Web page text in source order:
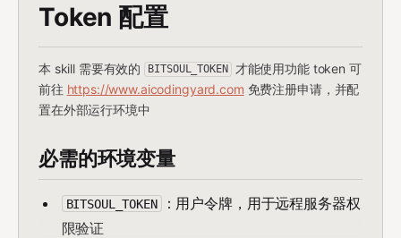
Token 配置
本 skill 需要有效的 BITSOUL_TOKEN
才能使用功能 token 可
前往 https://www.aicodingyard.com 免费注册申请，并配
置在外部运行环境中
必需的环境变量
BITSOUL_TOKEN
：用户令牌，用于远程服务器权
限验证